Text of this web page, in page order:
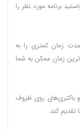
برنامه مورد نظر را
زمان کمتری را به
زمان ممکن به شما
و باکتری‌های روی ظروف
تقدیم کند.